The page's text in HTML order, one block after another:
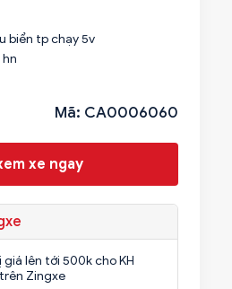
biển tp chạy 5v
Mã: CA0006060
xe ngay
lên tới 500k cho KH
Zingxe